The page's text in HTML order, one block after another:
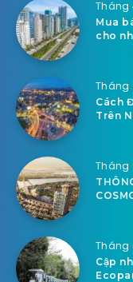
Tháng
Mua
cho
Tháng
Cách
Trên
Tháng
Tháng
Cập